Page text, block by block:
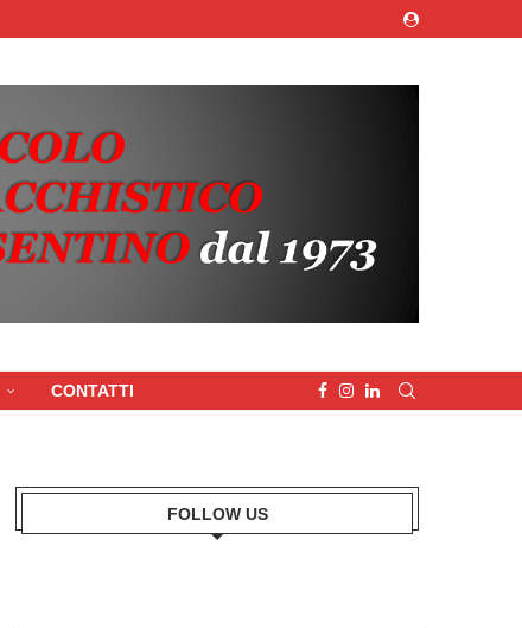
CONTATTI
FOLLOW US